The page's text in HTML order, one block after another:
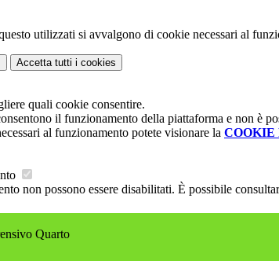
utilizzati si avvalgono di cookie necessari al
Accetta tutti i cookies
quali cookie consentire.
il funzionamento della piattaforma e non è
al funzionamento potete visionare la COOKIE
non possono essere disabilitati. È possibile
Quarto